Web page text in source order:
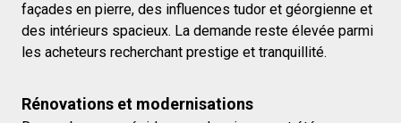
façades en pierre, des influences tudor et géorgienne et
des intérieurs spacieux. La demande reste élevée parmi
les acheteurs recherchant prestige et tranquillité.
Rénovations et modernisations